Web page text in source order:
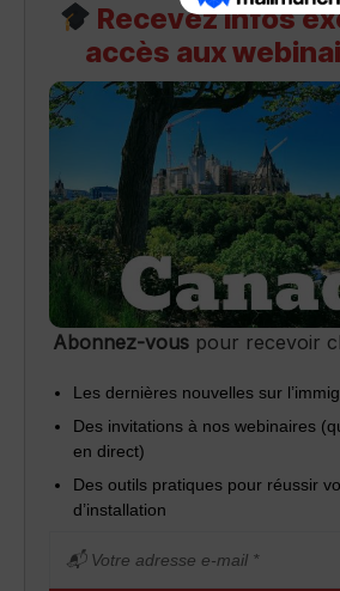
Recevez infos
accès aux
Abonnez-vouspour recevoir
Les dernières nouvelles sur
Des invitations à nos webinaires
en direct)
Des outils pratiques pour réussir
d’installation